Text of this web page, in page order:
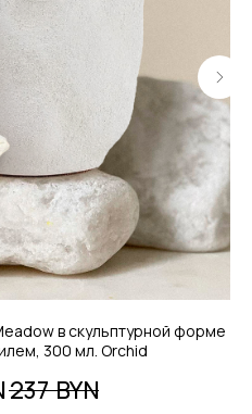
в скульптурной форме
300 мл. Orchid
237 BYN